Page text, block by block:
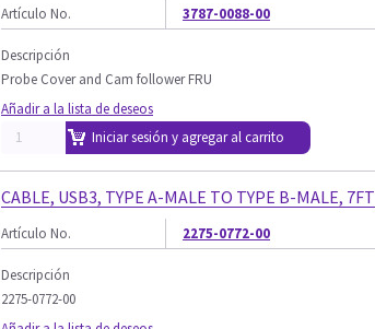
Artículo No. 3787-0088-00
Descripción
Probe Cover and Cam follower FRU
Añadir a la lista de deseos
Iniciar sesión y agregar al carrito
CABLE, USB3, TYPE A-MALE TO TYPE B-MALE, 7FT
Artículo No. 2275-0772-00
Descripción
2275-0772-00